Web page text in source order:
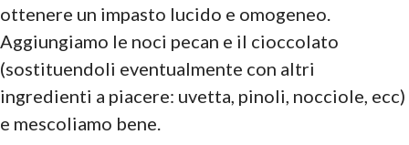
ottenere un impasto lucido e omogeneo.
Aggiungiamo le noci pecan e il cioccolato
(sostituendoli eventualmente con altri
ingredienti a piacere: uvetta, pinoli, nocciole, ecc)
e mescoliamo bene.